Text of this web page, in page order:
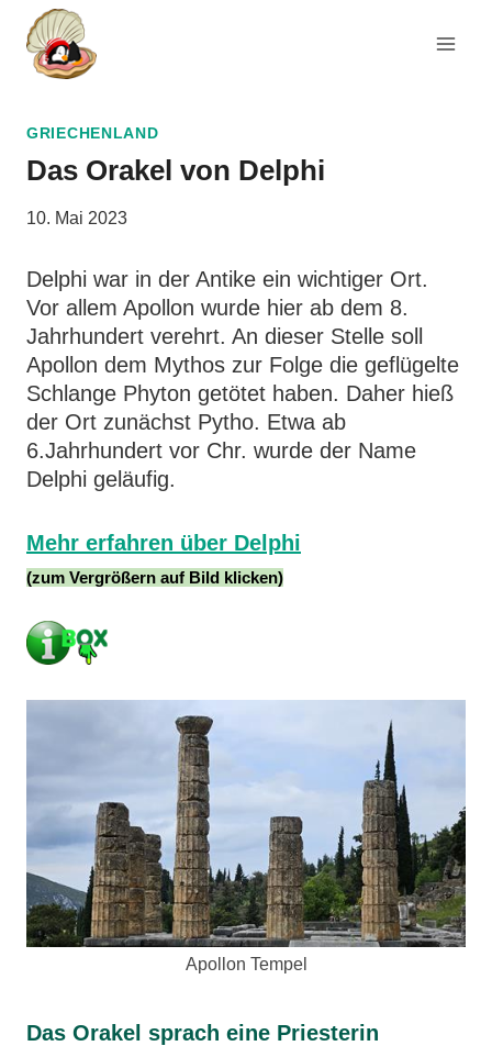
Zum
Inhalt
springen
GRIECHENLAND
Das Orakel von Delphi
10. Mai 2023
Delphi war in der Antike ein wichtiger Ort.
Vor allem Apollon wurde hier ab dem 8.
Jahrhundert verehrt. An dieser Stelle soll
Apollon dem Mythos zur Folge die geflügelte
Schlange Phyton getötet haben. Daher hieß
der Ort zunächst Pytho. Etwa ab
6.Jahrhundert vor Chr. wurde der Name
Delphi geläufig.
Mehr erfahren über Delphi
(zum Vergrößern auf Bild klicken)
Apollon Tempel
Das Orakel sprach eine Priesterin